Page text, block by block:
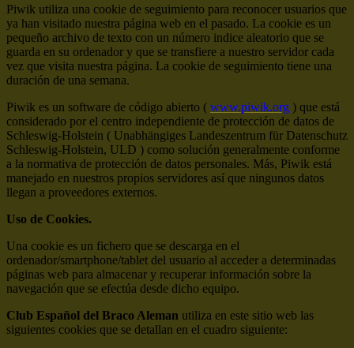
Piwik utiliza una cookie de seguimiento para reconocer usuarios que
ya han visitado nuestra página web en el pasado. La cookie es un
pequeño archivo de texto con un número indice aleatorio que se
guarda en su ordenador y que se transfiere a nuestro servidor cada
vez que visita nuestra página. La cookie de seguimiento tiene una
duración de una semana.
Piwik es un software de código abierto ( www.piwik.org ) que está
considerado por el centro independiente de protección de datos de
Schleswig-Holstein ( Unabhängiges Landeszentrum für Datenschutz
Schleswig-Holstein, ULD ) como solución generalmente conforme
a la normativa de protección de datos personales. Más, Piwik está
manejado en nuestros propios servidores así que ningunos datos
llegan a proveedores externos.
Uso de Cookies.
Una cookie es un fichero que se descarga en el
ordenador/smartphone/tablet del usuario al acceder a determinadas
páginas web para almacenar y recuperar información sobre la
navegación que se efectúa desde dicho equipo.
Club Español del Braco Aleman utiliza en este sitio web las
siguientes cookies que se detallan en el cuadro siguiente: